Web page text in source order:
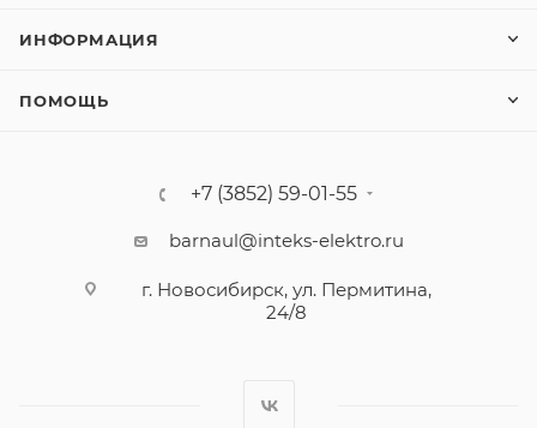
ИНФОРМАЦИЯ
ПОМОЩЬ
+7 (3852) 59-01-55
barnaul@inteks-elektro.ru
г. Новосибирск, ул. Пермитина,
24/8